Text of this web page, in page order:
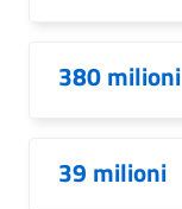
380 milioni
39 milioni